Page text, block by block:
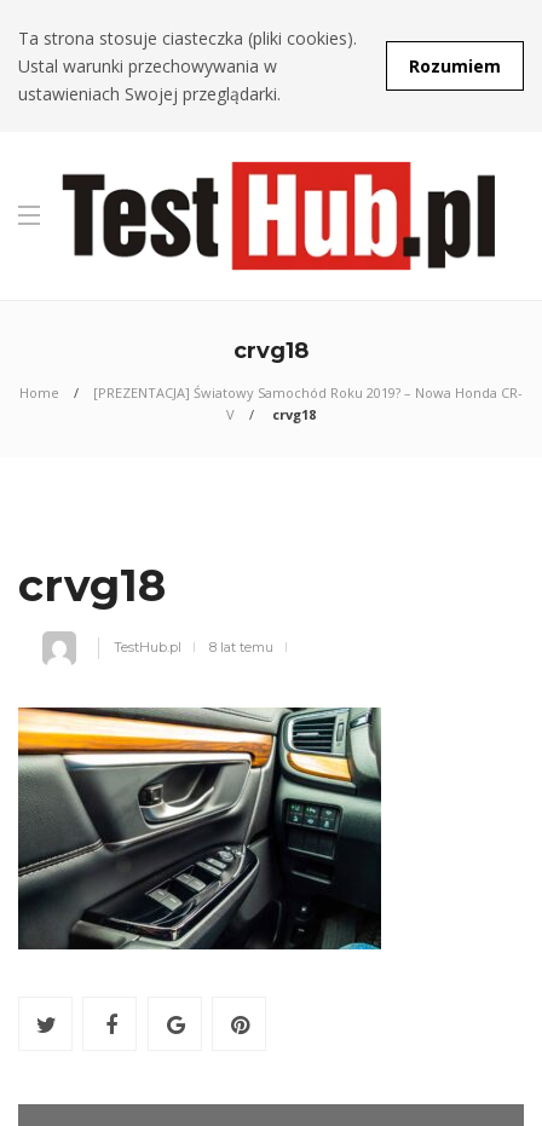
Ta strona stosuje ciasteczka (pliki cookies).
Ustal warunki przechowywania w
ustawieniach Swojej przeglądarki.
Rozumiem
crvg18
Home
[PREZENTACJA] Światowy Samochód Roku 2019? – Nowa Honda CR-
V
crvg18
crvg18
TestHub.pl 8 lat temu